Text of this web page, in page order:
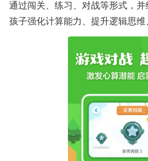
通过闯关、练习、对战等形式，
孩子强化计算能力、提升逻辑思维